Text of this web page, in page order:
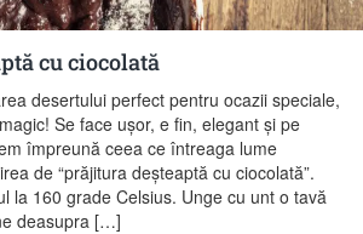
cu ciocolată
desertului perfect pentru ocazii speciale,
Se face ușor, e fin, elegant și pe
împreună ceea ce întreaga lume
de “prăjitura deșteaptă cu ciocolată”.
la 160 grade Celsius. Unge cu unt o tavă
deasupra […]